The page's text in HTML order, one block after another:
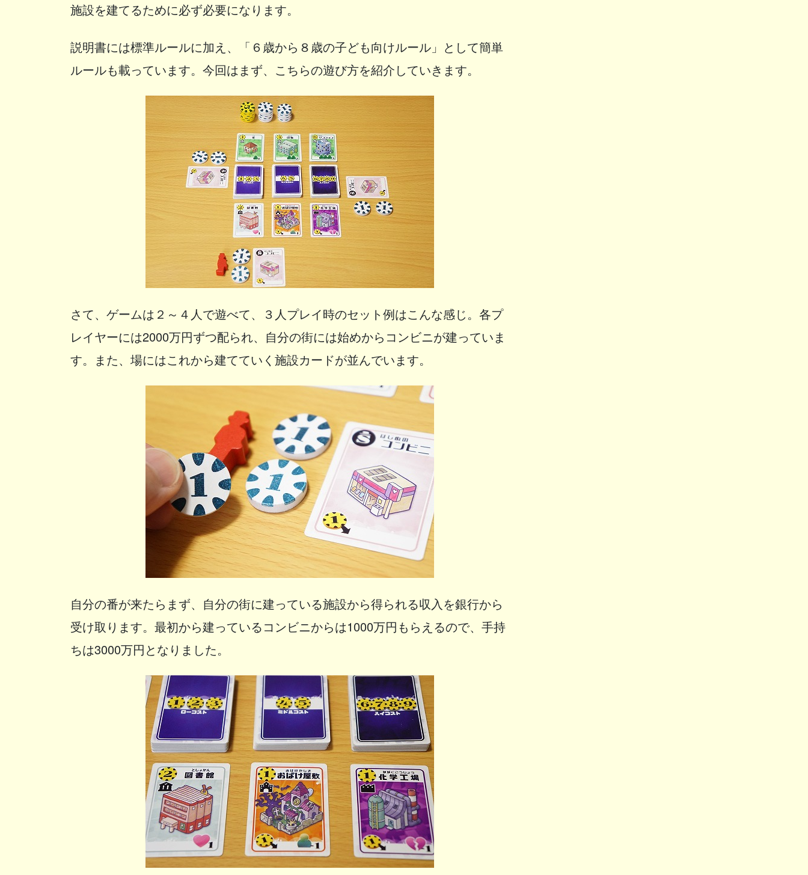
施設を建てるために必ず必要になります。
説明書には標準ルールに加え、「６歳から８歳の子ども向けルール」として簡単
ルールも載っています。今回はまず、こちらの遊び方を紹介していきます。
さて、ゲームは２～４人で遊べて、３人プレイ時のセット例はこんな感じ。各プ
レイヤーには2000万円ずつ配られ、自分の街には始めからコンビニが建っていま
す。また、場にはこれから建てていく施設カードが並んでいます。
自分の番が来たらまず、自分の街に建っている施設から得られる収入を銀行から
受け取ります。最初から建っているコンビニからは1000万円もらえるので、手持
ちは3000万円となりました。